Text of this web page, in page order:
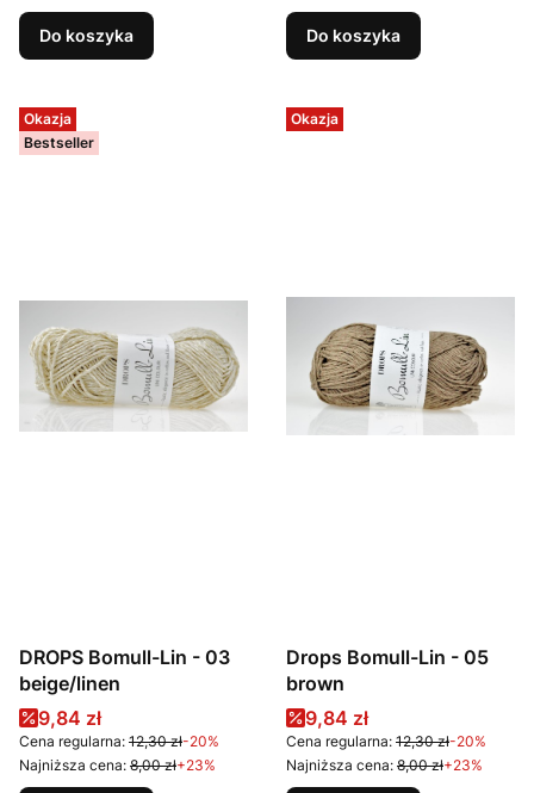
Do koszyka Do koszyka
Okazja
Bestseller
DROPS Bomull-Lin - 03
beige/linen
Cena promocyjna
9,84 zł
Cena regularna: 12,30 zł-20%
Najniższa cena: 8,00 zł+23%
Okazja
Drops Bomull-Lin - 05
brown
Cena promocyjna
9,84 zł
Cena regularna: 12,30 zł-20%
Najniższa cena: 8,00 zł+23%